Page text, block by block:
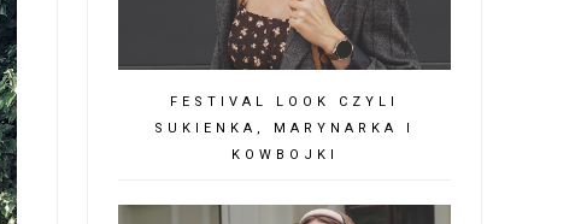
FESTIVAL LOOK CZYLI
SUKIENKA, MARYNARKA I
KOWBOJKI